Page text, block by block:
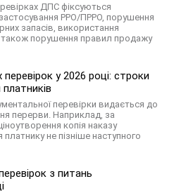
ДПС фіксуються
РРО/ПРРО, порушення
запасів, використання
також порушення правил продажу
у 2026 році: строки
перевірки видається до
перерви. Наприклад, за
копія наказу
не пізніше наступного
з питань